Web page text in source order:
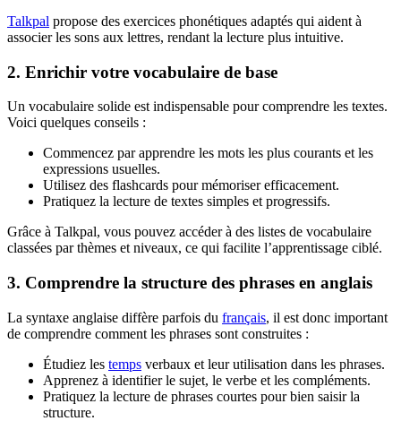
Talkpal propose des exercices phonétiques adaptés qui aident à
associer les sons aux lettres, rendant la lecture plus intuitive.
2. Enrichir votre vocabulaire de base
Un vocabulaire solide est indispensable pour comprendre les textes.
Voici quelques conseils :
Commencez par apprendre les mots les plus courants et les
expressions usuelles.
Utilisez des flashcards pour mémoriser efficacement.
Pratiquez la lecture de textes simples et progressifs.
Grâce à Talkpal, vous pouvez accéder à des listes de vocabulaire
classées par thèmes et niveaux, ce qui facilite l’apprentissage ciblé.
3. Comprendre la structure des phrases en anglais
La syntaxe anglaise diffère parfois du français, il est donc important
de comprendre comment les phrases sont construites :
Étudiez les temps verbaux et leur utilisation dans les phrases.
Apprenez à identifier le sujet, le verbe et les compléments.
Pratiquez la lecture de phrases courtes pour bien saisir la
structure.